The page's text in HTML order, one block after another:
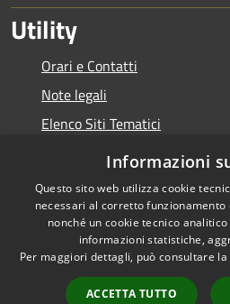
Utility
Orari e Contatti
Note legali
Elenco Siti Tematici
Accessibilità
Informazioni
Questo sito web utilizza cookie
necessari al corretto funzionamento
nonché un cookie tecnico
informazioni statistiche,
Per maggiori dettagli, può consultare
ACCETTA TUTTO